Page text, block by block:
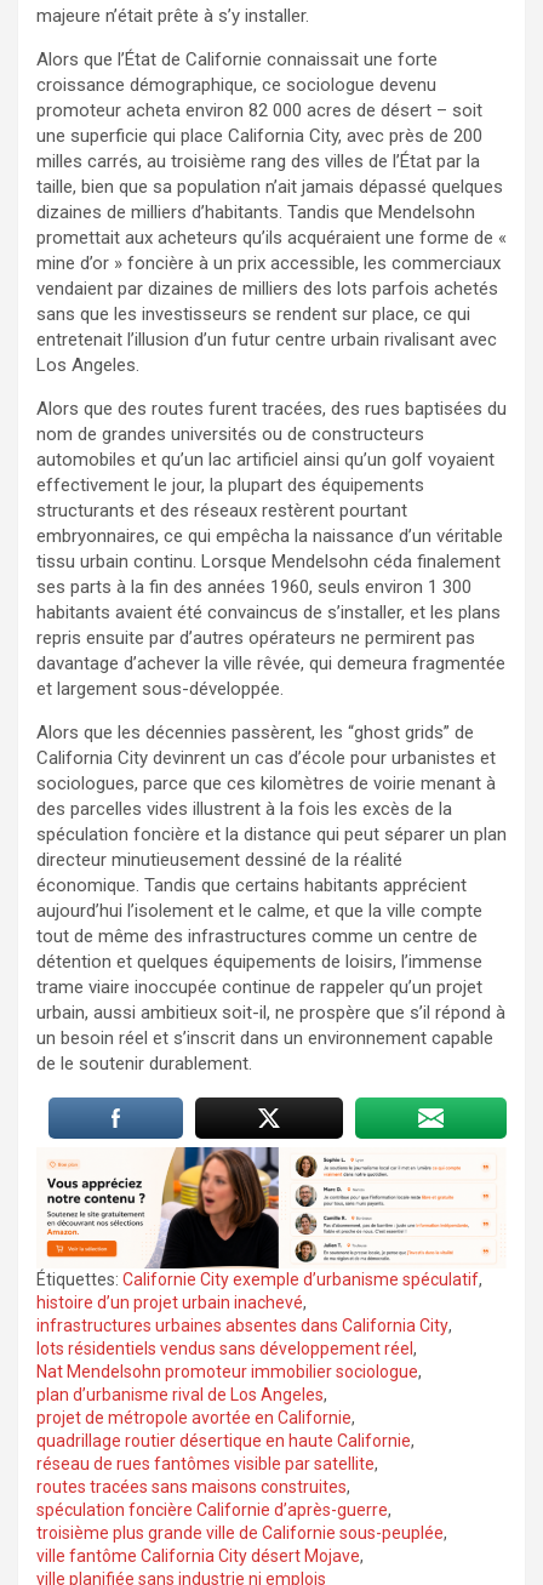
majeure n’était prête à s’y installer.
Alors que l’État de Californie connaissait une forte
croissance démographique, ce sociologue devenu
promoteur acheta environ 82 000 acres de désert – soit
une superficie qui place California City, avec près de 200
milles carrés, au troisième rang des villes de l’État par la
taille, bien que sa population n’ait jamais dépassé quelques
dizaines de milliers d’habitants. Tandis que Mendelsohn
promettait aux acheteurs qu’ils acquéraient une forme de «
mine d’or » foncière à un prix accessible, les commerciaux
vendaient par dizaines de milliers des lots parfois achetés
sans que les investisseurs se rendent sur place, ce qui
entretenait l’illusion d’un futur centre urbain rivalisant avec
Los Angeles.
Alors que des routes furent tracées, des rues baptisées du
nom de grandes universités ou de constructeurs
automobiles et qu’un lac artificiel ainsi qu’un golf voyaient
effectivement le jour, la plupart des équipements
structurants et des réseaux restèrent pourtant
embryonnaires, ce qui empêcha la naissance d’un véritable
tissu urbain continu. Lorsque Mendelsohn céda finalement
ses parts à la fin des années 1960, seuls environ 1 300
habitants avaient été convaincus de s’installer, et les plans
repris ensuite par d’autres opérateurs ne permirent pas
davantage d’achever la ville rêvée, qui demeura fragmentée
et largement sous-développée.
Alors que les décennies passèrent, les “ghost grids” de
California City devinrent un cas d’école pour urbanistes et
sociologues, parce que ces kilomètres de voirie menant à
des parcelles vides illustrent à la fois les excès de la
spéculation foncière et la distance qui peut séparer un plan
directeur minutieusement dessiné de la réalité
économique. Tandis que certains habitants apprécient
aujourd’hui l’isolement et le calme, et que la ville compte
tout de même des infrastructures comme un centre de
détention et quelques équipements de loisirs, l’immense
trame viaire inoccupée continue de rappeler qu’un projet
urbain, aussi ambitieux soit-il, ne prospère que s’il répond à
un besoin réel et s’inscrit dans un environnement capable
de le soutenir durablement.
Étiquettes: Californie City exemple d’urbanisme spéculatif,
histoire d’un projet urbain inachevé,
infrastructures urbaines absentes dans California City,
lots résidentiels vendus sans développement réel ,
Nat Mendelsohn promoteur immobilier sociologue,
plan d’urbanisme rival de Los Angeles,
projet de métropole avortée en Californie,
quadrillage routier désertique en haute Californie,
réseau de rues fantômes visible par satellite,
routes tracées sans maisons construites,
spéculation foncière Californie d’après-guerre,
troisième plus grande ville de Californie sous-peuplée,
ville fantôme California City désert Mojave,
ville planifiée sans industrie ni emplois